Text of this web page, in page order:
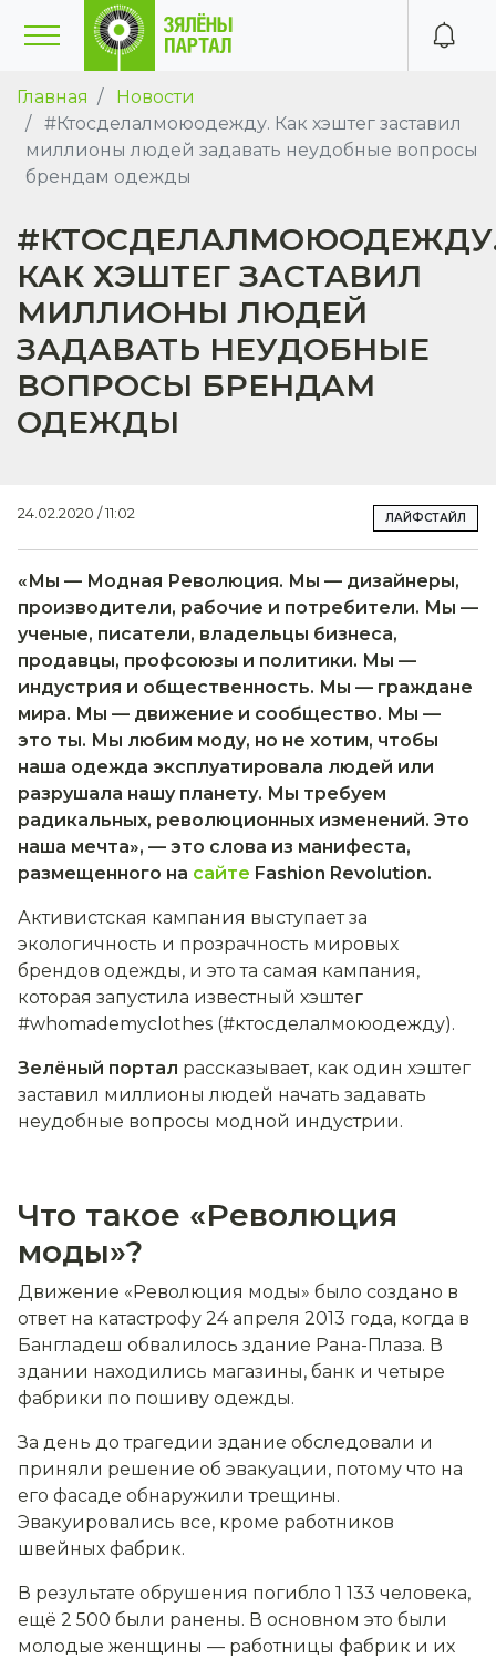
Главная
Новости
#Ктосделалмоюодежду. Как хэштег заставил
миллионы людей задавать неудобные вопросы
брендам одежды
КАК ХЭШТЕГ ЗАСТАВИЛ
МИЛЛИОНЫ ЛЮДЕЙ
ЗАДАВАТЬ НЕУДОБНЫЕ
ВОПРОСЫ БРЕНДАМ
ОДЕЖДЫ
24.02.2020 / 11:02 ЛАЙФСТАЙЛ
«Мы — Модная Революция. Мы — дизайнеры,
производители, рабочие и потребители. Мы —
ученые, писатели, владельцы бизнеса,
продавцы, профсоюзы и политики. Мы —
индустрия и общественность. Мы — граждане
мира. Мы — движение и сообщество. Мы —
это ты. Мы любим моду, но не хотим, чтобы
наша одежда эксплуатировала людей или
разрушала нашу планету. Мы требуем
радикальных, революционных изменений. Это
наша мечта», — это слова из манифеста,
размещенного на сайте Fashion Revolution.
Активистская кампания выступает за
экологичность и прозрачность мировых
брендов одежды, и это та самая кампания,
которая запустила известный хэштег
#whomademyclothes (#ктосделалмоюодежду).
Зелёный портал рассказывает, как один хэштег
заставил миллионы людей начать задавать
неудобные вопросы модной индустрии.
Что такое «Революция
моды»?
Движение «Революция моды» было создано в
ответ на катастрофу 24 апреля 2013 года, когда в
Бангладеш обвалилось здание Рана-Плаза. В
здании находились магазины, банк и четыре
фабрики по пошиву одежды.
За день до трагедии здание обследовали и
приняли решение об эвакуации, потому что на
его фасаде обнаружили трещины.
Эвакуировались все, кроме работников
швейных фабрик.
В результате обрушения погибло 1 133 человека,
ещё 2 500 были ранены. В основном это были
молодые женщины — работницы фабрик и их